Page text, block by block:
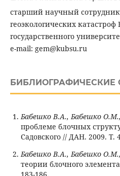
старший научный
геоэкологических катастроф
государственного
e-mail: gem@kubsu.ru
БИБЛИОГРАФИЧЕСКИЕ
Бабешко В.А., Бабешко
проблеме блочных
Садовского // ДАН. 2009. Т.
Бабешко В.А., Бабешко
теории блочного